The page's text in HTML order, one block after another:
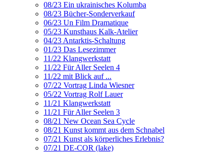
08/23 Ein ukrainisches Kolumba
08/23 Bücher-Sonderverkauf
06/23 Un Film Dramatique
05/23 Kunsthaus Kalk-Atelier
04/23 Antarktis-Schaltung
01/23 Das Lesezimmer
11/22 Klangwerkstatt
11/22 Für Aller Seelen 4
11/22 mit Blick auf ...
07/22 Vortrag Linda Wiesner
05/22 Vortrag Rolf Lauer
11/21 Klangwerkstatt
11/21 Für Aller Seelen 3
08/21 New Ocean Sea Cycle
08/21 Kunst kommt aus dem Schnabel
07/21 Kunst als körperliches Erlebnis?
07/21 DE-COR (lake)